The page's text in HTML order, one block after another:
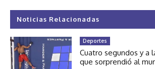
Noticias Relacionadas
Deportes
Cuatro segundos y a
que sorprendió al